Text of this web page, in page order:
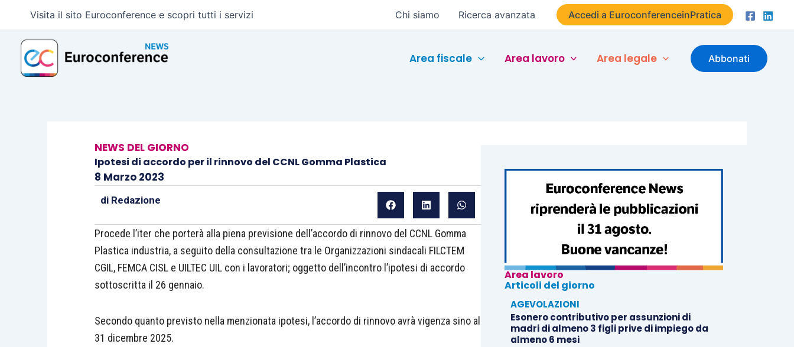
contenuto
Visita il sito Euroconference e scopri tutti i servizi Chi siamo Ricerca avanzata Accedi a EuroconferenceinPratica
Area fiscale Area lavoro Area legale Abbonati
NEWS DEL GIORNO
Ipotesi di accordo per il rinnovo del CCNL Gomma Plastica
8 Marzo 2023
di Redazione
Procede l’iter che porterà alla piena previsione dell’accordo di rinnovo del CCNL Gomma
Plastica industria, a seguito della consultazione tra le Organizzazioni sindacali FILCTEM
CGIL, FEMCA CISL e UILTEC UIL con i lavoratori; oggetto dell’incontro l’ipotesi di accordo
sottoscritta il 26 gennaio.
Secondo quanto previsto nella menzionata ipotesi, l’accordo di rinnovo avrà vigenza sino al
31 dicembre 2025.
Area lavoro
Articoli del giorno
AGEVOLAZIONI
Esonero contributivo per assunzioni di
madri di almeno 3 figli prive di impiego da
almeno 6 mesi